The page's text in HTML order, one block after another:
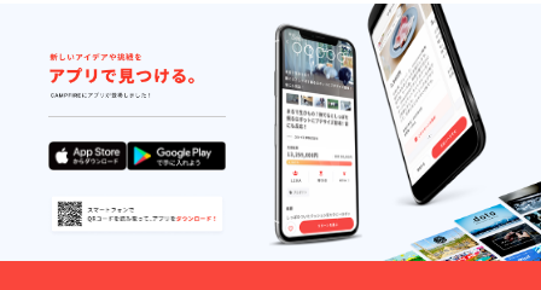
品とし
てのも
のとな
りま
す。ま
た、レ
シピの
権利は
全て弊
社に帰
属しま
す。
※20歳未
満の方